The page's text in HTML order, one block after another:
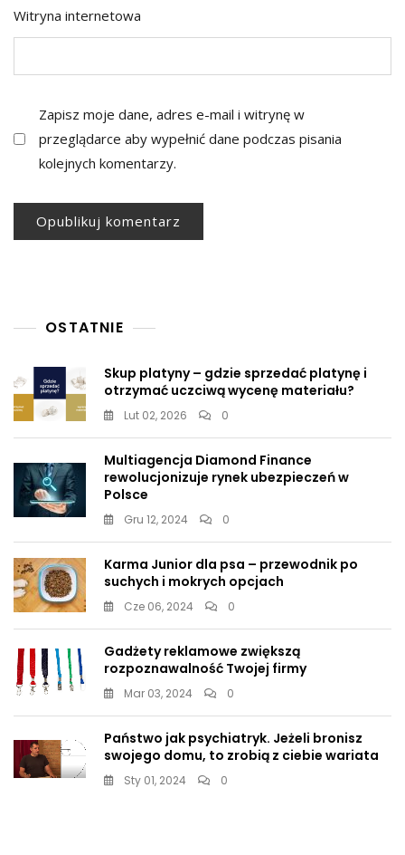
Witryna internetowa
Zapisz moje dane, adres e-mail i witrynę w
przeglądarce aby wypełnić dane podczas pisania
kolejnych komentarzy.
OSTATNIE
Skup platyny – gdzie sprzedać platynę i
otrzymać uczciwą wycenę materiału?
Lut 02, 2026 0
Multiagencja Diamond Finance
rewolucjonizuje rynek ubezpieczeń w
Polsce
Gru 12, 2024 0
Karma Junior dla psa – przewodnik po
suchych i mokrych opcjach
Cze 06, 2024 0
Gadżety reklamowe zwiększą
rozpoznawalność Twojej firmy
Mar 03, 2024 0
Państwo jak psychiatryk. Jeżeli bronisz
swojego domu, to zrobią z ciebie wariata
Sty 01, 2024 0